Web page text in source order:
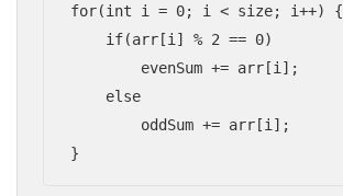
for(int i = 0; i < size; i++) {
    if(arr[i] % 2 == 0)
        evenSum += arr[i];
    else
        oddSum += arr[i];